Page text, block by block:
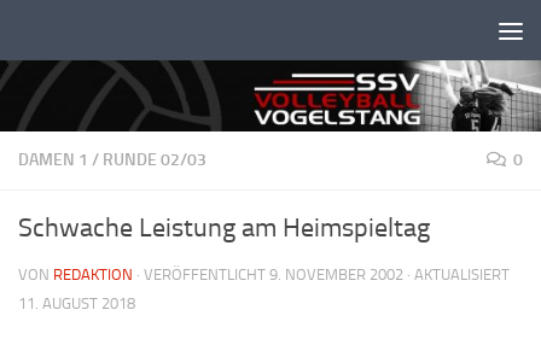
DAMEN 1 / RUNDE 02/03 0
Schwache Leistung am Heimspieltag
VON REDAKTION · VERÖFFENTLICHT 9. NOVEMBER 2002 · AKTUALISIERT
11. AUGUST 2018